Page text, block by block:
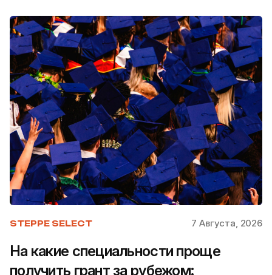
STEPPE SELECT 7 Августа, 2026
На какие специальности проще
получить грант за рубежом: